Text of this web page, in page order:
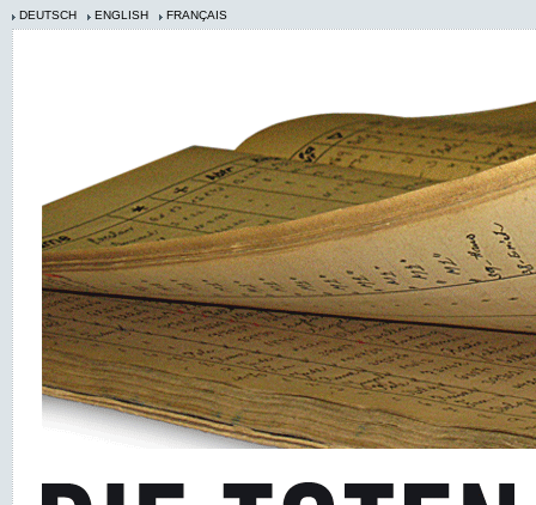
DEUTSCH ENGLISH FRANÇAIS